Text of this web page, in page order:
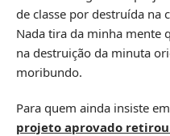
de classe por destruída na
Nada tira da minha mente
na destruição da minuta
moribundo.
Para quem ainda insiste
projeto aprovado